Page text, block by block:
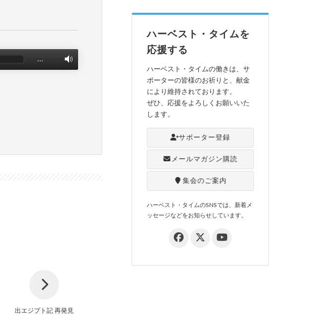
…
出エジプト記 再発見
ハーベスト・タイムを
応援する
ハーベスト・タイムの働きは、サ
ポーターの皆様のお祈りと、献金
により維持されております。
ぜひ、応援をよろしくお願いいた
します。
サポーター登録
メールマガジン購読
集会のご案内
ハーベスト・タイムのSNSでは、新着メ
ッセージなどをお知らせしています。